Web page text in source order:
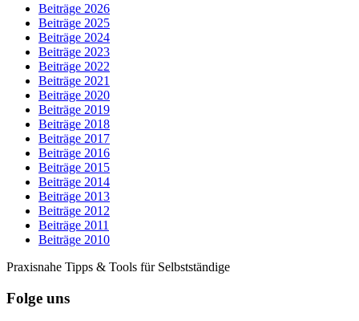
Beiträge 2026
Beiträge 2025
Beiträge 2024
Beiträge 2023
Beiträge 2022
Beiträge 2021
Beiträge 2020
Beiträge 2019
Beiträge 2018
Beiträge 2017
Beiträge 2016
Beiträge 2015
Beiträge 2014
Beiträge 2013
Beiträge 2012
Beiträge 2011
Beiträge 2010
Praxisnahe Tipps & Tools für Selbstständige
Folge uns